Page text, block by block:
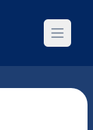
Open